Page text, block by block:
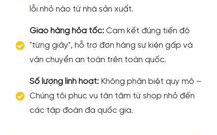
lỗi nhỏ nào từ nhà sản xuất.
Giao hàng hỏa tốc:Cam kết đúng tiến độ
"từng giây", hỗ trợ đơn hàng sự kiện gấp và
vận chuyển an toàn trên toàn quốc.
Số lượng linh hoạt:Không phân biệt quy mô –
Chúng tôi phục vụ tận tâm từ shop nhỏ đến
các tập đoàn đa quốc gia.